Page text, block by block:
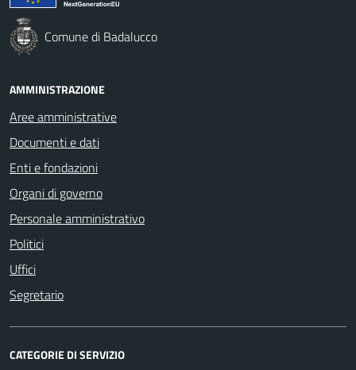
Comune di Badalucco
AMMINISTRAZIONE
Aree amministrative
Documenti e dati
Enti e fondazioni
Organi di governo
Personale amministrativo
Politici
Uffici
Segretario
CATEGORIE DI SERVIZIO